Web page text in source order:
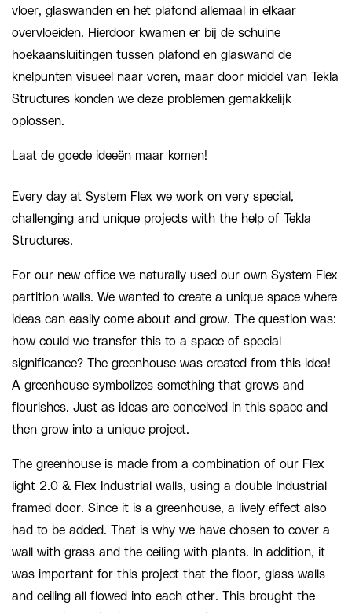
vloer, glaswanden en het plafond allemaal in elkaar
overvloeiden. Hierdoor kwamen er bij de schuine
hoekaansluitingen tussen plafond en glaswand de
knelpunten visueel naar voren, maar door middel van Tekla
Structures konden we deze problemen gemakkelijk
oplossen.
Laat de goede ideeën maar komen!
Every day at System Flex we work on very special,
challenging and unique projects with the help of Tekla
Structures.
For our new office we naturally used our own System Flex
partition walls. We wanted to create a unique space where
ideas can easily come about and grow. The question was:
how could we transfer this to a space of special
significance? The greenhouse was created from this idea!
A greenhouse symbolizes something that grows and
flourishes. Just as ideas are conceived in this space and
then grow into a unique project.
The greenhouse is made from a combination of our Flex
light 2.0 & Flex Industrial walls, using a double Industrial
framed door. Since it is a greenhouse, a lively effect also
had to be added. That is why we have chosen to cover a
wall with grass and the ceiling with plants. In addition, it
was important for this project that the floor, glass walls
and ceiling all flowed into each other. This brought the